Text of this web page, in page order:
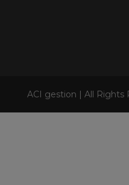
ACI gestion | All Rights